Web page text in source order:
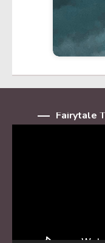
Fairytale